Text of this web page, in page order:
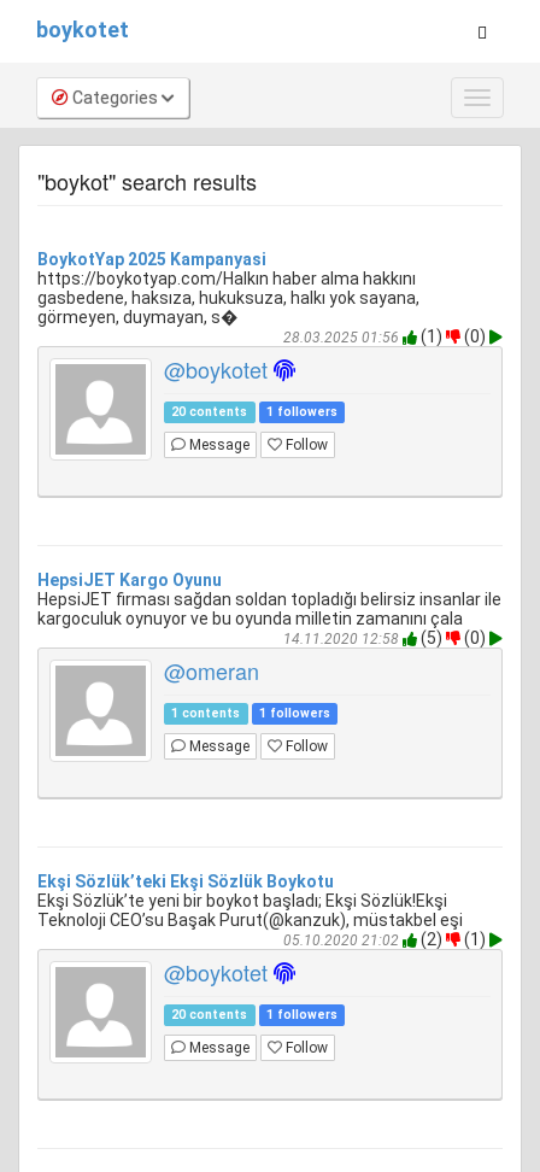
boykotet
Categories
Toggle
"boykot" search results
BoykotYap 2025 Kampanyasi
https://boykotyap.com/Halkın haber alma hakkını
gasbedene, haksıza, hukuksuza, halkı yok sayana,
görmeyen, duymayan, s�
28.03.2025 01:56 (1) (0)
@boykotet
20 contents 1 followers
Message Follow
HepsiJET Kargo Oyunu
HepsiJET firması sağdan soldan topladığı belirsiz insanlar ile
kargoculuk oynuyor ve bu oyunda milletin zamanını çala
14.11.2020 12:58 (5) (0)
@omeran
1 contents 1 followers
Message Follow
Ekşi Sözlük’teki Ekşi Sözlük Boykotu
Ekşi Sözlük’te yeni bir boykot başladı; Ekşi Sözlük!Ekşi
Teknoloji CEO’su Başak Purut(@kanzuk), müstakbel eşi
05.10.2020 21:02 (2) (1)
@boykotet
20 contents 1 followers
Message Follow